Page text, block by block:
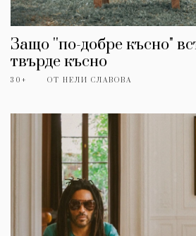
Защо ''по-добре късно"
твърде късно
30+ ОТ НЕЛИ СЛАВОВА
КАТЕГОРИИ
Wine&Dine
Wellness